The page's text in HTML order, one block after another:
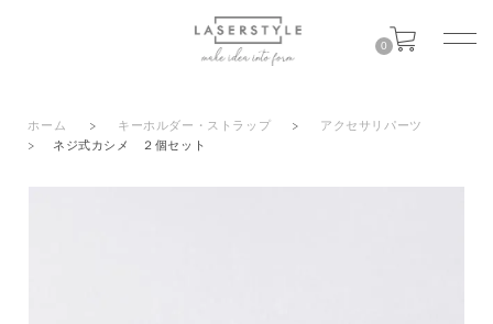
0
ホーム > キーホルダー・ストラップ >
アクセサリパーツ
>
ネジ式カシメ ２個セット